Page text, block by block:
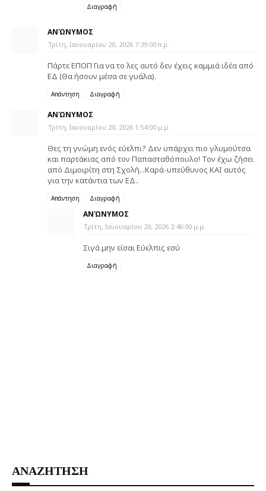
Διαγραφή
ΑΝΏΝΥΜΟΣ
Τρίτη, Ιανουαρίου 20, 2026 7:39:00 π.μ.
Πάρτε ΕΠΟΠ Για να το λες αυτό δεν έχεις καμμιά ιδέα από
ΕΔ (Θα ήσουν μέσα σε γυάλα).
Απάντηση Διαγραφή
ΑΝΏΝΥΜΟΣ
Τρίτη, Ιανουαρίου 20, 2026 1:54:00 μ.μ.
Θες τη γνώμη ενός εύελπι? Δεν υπάρχει πιο γλυμούτσα
και παρτάκιας από τον Παπασταθόπουλο! Τον έχω ζήσει
από Διμοιρίτη στη Σχολή...Καρά-υπεύθυνος ΚΑΙ αυτός
για την κατάντια των ΕΔ..
Απάντηση Διαγραφή
ΑΝΏΝΥΜΟΣ
Τρίτη, Ιανουαρίου 20, 2026 2:46:00 μ.μ.
Σιγά μην είσαι Εύελπις εσύ
Διαγραφή
ΑΝΑΖΗΤΗΣΗ